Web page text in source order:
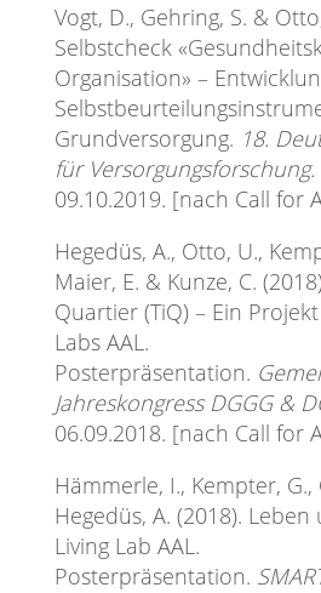
Vogt, D., Gehring, S. &
Selbstcheck
Organisation» –
Grundversorgung. 18.
für Versorgungsforschung.
09.10.2019. [nach Call for
Hegedüs, A., Otto, U.,
Maier, E. & Kunze, C.
Quartier (TiQ) – Ein
Labs AAL.
Posterpräsentation.
Jahreskongress DGGG &
06.09.2018. [nach Call for
Hämmerle, I., Kempter,
Hegedüs, A. (2018).
Living Lab AAL.
Posterpräsentation.